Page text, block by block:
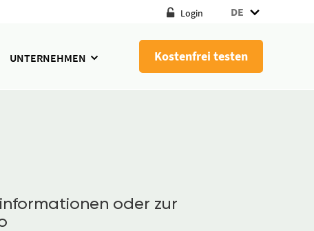
Login DE
UNTERNEHMEN Kostenfrei testen
oder zur